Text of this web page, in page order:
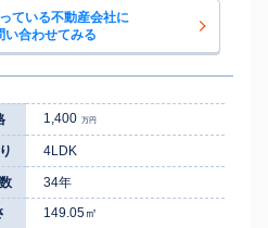
ている不動産会社に
い合わせてみる
1,400 万円
4LDK
34年
149.05㎡